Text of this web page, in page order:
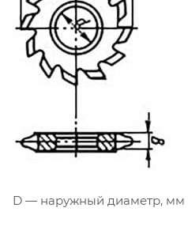
D — наружный диаметр, мм